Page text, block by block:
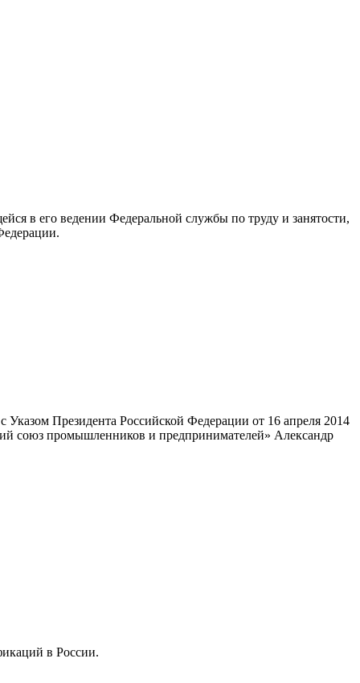
в его ведении Федеральной службы по труду и занятости,
Президента Российской Федерации от 16 апреля 2014
союз промышленников и предпринимателей» Александр
в России.